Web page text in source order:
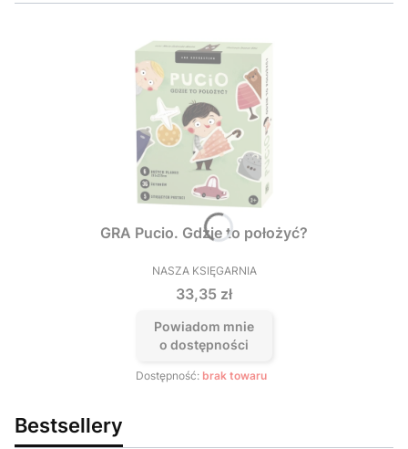
GRA Pucio. Gdzie to położyć?
PRODUCENT
NASZA KSIĘGARNIA
Cena
33,35 zł
Powiadom mnie
o dostępności
Dostępność: brak towaru
Bestsellery